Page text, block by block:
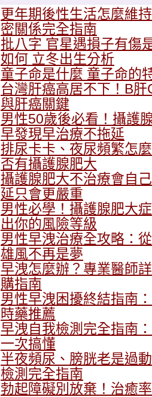
更年期後性生活怎麼維
密關係完全指南
批八字 官星遇損子有傷
如何 立冬出生分析
童子命是什麼 童子命的
台灣肝癌高居不下！B
與肝癌關鍵
男性50歲後必看！攝護
早發現早治療不拖延
排尿卡卡、夜尿頻繁怎
否有攝護腺肥大
攝護腺肥大不治療會自
延只會更嚴重
男性必學！攝護腺肥大
出你的風險等級
男性早洩治療全攻略：
雄風不再是夢
早洩怎麼辦？專業醫師
購指南
男性早洩困擾終結指南
時藥推薦
早洩自我檢測完全指南
一次搞懂
半夜頻尿、膀胱老是過
檢測完全指南
勃起障礙別放棄！治癒